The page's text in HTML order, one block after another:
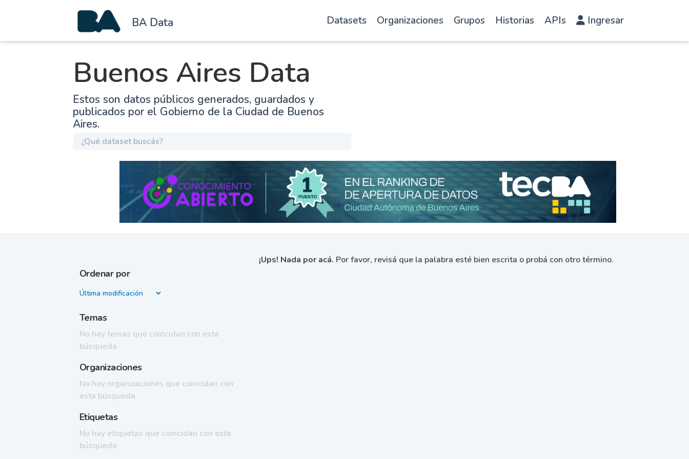
BA Data Datasets Organizaciones Grupos Historias APIs Ingresar
Buenos Aires Data
Estos son datos públicos generados, guardados y
publicados por el Gobierno de la Ciudad de Buenos
Aires.
Ordenar por
Temas
No hay temas que coincidan con esta
búsqueda
Organizaciones
No hay organizaciones que coincidan con
esta búsqueda
Etiquetas
No hay etiquetas que coincidan con esta
búsqueda
¡Ups! Nada por acá. Por favor, revisá que la palabra esté bien escrita o probá con otro término.